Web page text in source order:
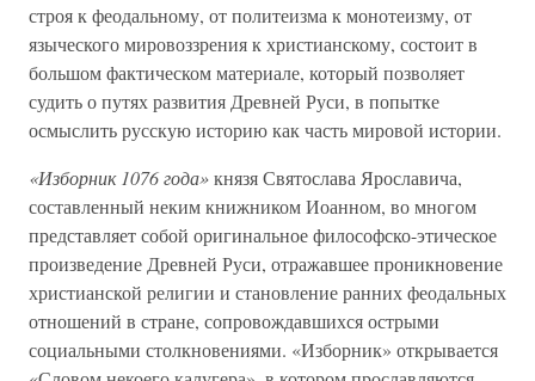
строя к феодальному, от политеизма к монотеизму, от
языческого мировоззрения к христианскому, состоит в
большом фактическом материале, который позволяет
судить о путях развития Древней Руси, в попытке
осмыслить русскую историю как часть мировой истории.
«Изборник 1076 года»князя Святослава Ярославича,
составленный неким книжником Иоанном, во многом
представляет собой оригинальное философско-этическое
произведение Древней Руси, отражавшее проникновение
христианской религии и становление ранних феодальных
отношений в стране, сопровождавшихся острыми
социальными столкновениями. «Изборник» открывается